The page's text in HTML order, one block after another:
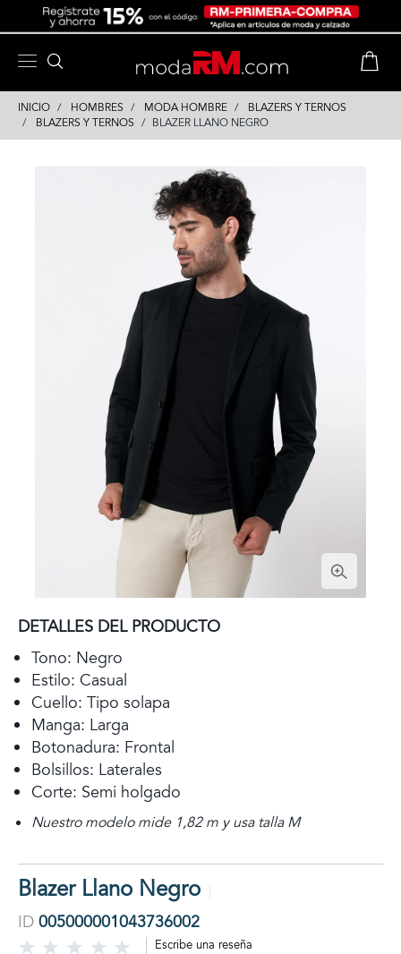
INICIO HOMBRES MODA HOMBRE
BLAZERS Y TERNOS
BLAZERS Y TERNOS
BLAZER LLANO NEGRO
DETALLES DEL PRODUCTO
Tono: Negro
Estilo: Casual
Cuello: Tipo solapa
Manga: Larga
Botonadura: Frontal
Bolsillos: Laterales
Corte: Semi holgado
Nuestro modelo mide 1,82 m y usa talla M
Blazer Llano Negro
ID 005000001043736002
Escribe una reseña